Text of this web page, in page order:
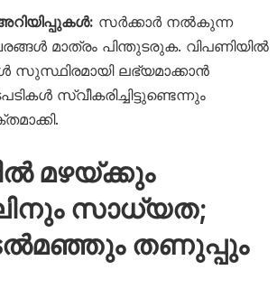
സർക്കാർ നൽകുന്ന
മാത്രം പിന്തുടരുക. വിപണിയിൽ
ലഭ്യമാക്കാൻ
സ്വീകരിച്ചിട്ടുണ്ടെന്നും
മഴയ്ക്കും
സാധ്യത;
തണുപ്പും